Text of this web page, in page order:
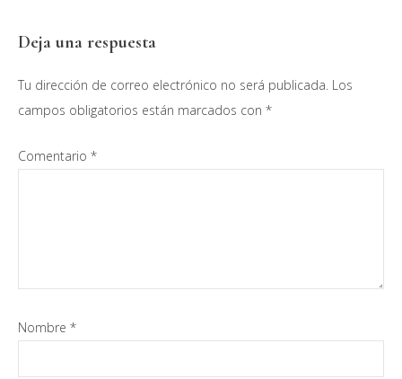
Interacciones
los
Deja una respuesta
Tu dirección de correo electrónico no será publicada. Los
campos obligatorios están marcados con *
Comentario *
Nombre *